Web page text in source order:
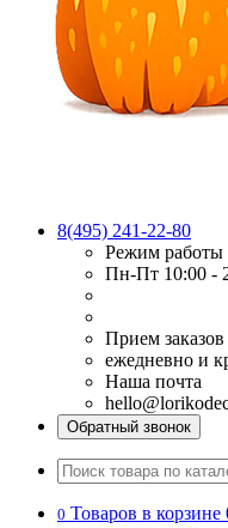
8(495) 241-22-80
Режим работы
Пн-Пт 10:00 -
Прием заказов
ежедневно и
Наша почта
Обратный звонок
0 Товаров в корзине